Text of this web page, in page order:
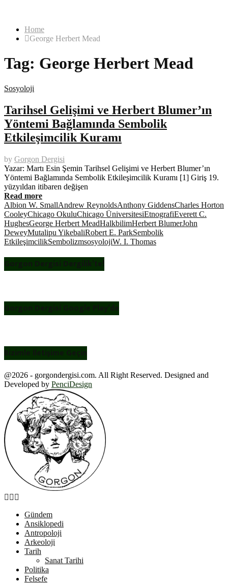
Home
George Herbert Mead
Tag: George Herbert Mead
Sosyoloji
Tarihsel Gelişimi ve Herbert Blumer’ın
Yöntemi Bağlamında Sembolik
Etkileşimcilik Kuramı
by Gorgon Dergisi
Yazar: Martı Esin Şemin Tarihsel Gelişimi ve Herbert Blumer’ın
Yöntemi Bağlamında Sembolik Etkileşimcilik Kuramı [1] Giriş 19.
yüzyıldan itibaren değişen
Read more
Albion W. SmallAndrew ReynoldsAnthony GiddensCharles Horton
CooleyChicago OkuluChicago ÜniversitesiEtnografiEverett C.
HughesGeorge Herbert MeadHalkbilimHerbert BlumerJohn
DeweyMutalipu YikebaliRobert E. ParkSembolik
EtkileşimcilikSembolizmsosyolojiW. I. Thomas
Gorgon Dergisi Dergilik’te!
Gorgon Dergisi Google Play’de
Bizimle İletişime Geçin
@2026 - gorgondergisi.com. All Right Reserved. Designed and
Developed by PenciDesign
Facebook
Twitter
Gündem
Ansiklopedi
Antropoloji
Arkeoloji
Tarih
Sanat Tarihi
Politika
Felsefe